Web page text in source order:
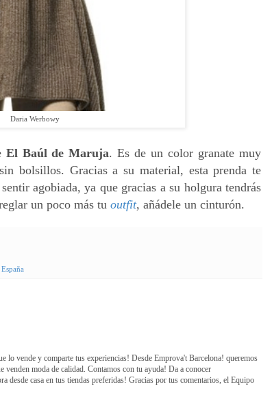
Daria Werbowy
El Baúl de Maruja.Es de un color granate muy
bolsillos. Gracias a su material, esta prenda te
agobiada, ya que gracias a su holgura tendrás
un poco más tu outfit, añádele un cinturón.
lo vende y comparte tus experiencias! Desde Emprova't Barcelona! queremos
venden moda de calidad. Contamos con tu ayuda! Da a conocer
desde casa en tus tiendas preferidas! Gracias por tus comentarios, el Equipo